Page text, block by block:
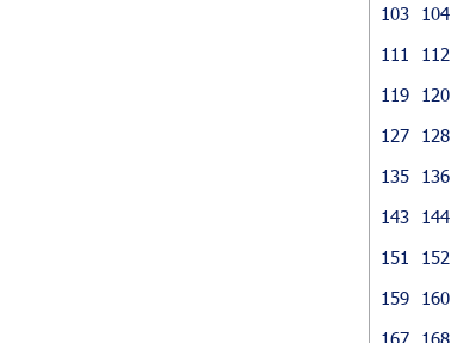
103
104
111
112
119
120
127
128
135
136
143
144
151
152
159
160
167
168